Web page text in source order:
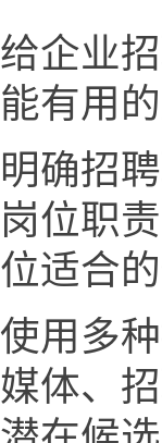
给企业
能有用的
明确招
岗位职
位适合
使用多
媒体、